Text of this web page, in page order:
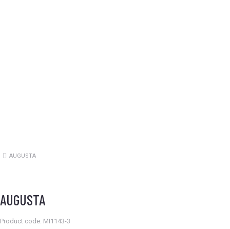
Estás aquí:
AUGUSTA
AUGUSTA
Product code: MI1143-3